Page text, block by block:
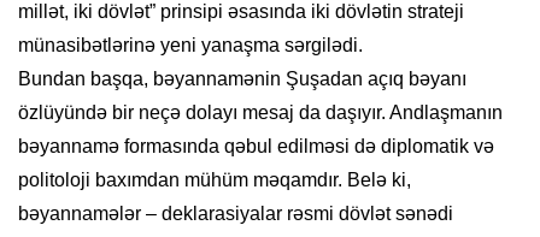
millət, iki dövlət” prinsipi əsasında iki dövlətin strateji
münasibətlərinə yeni yanaşma sərgilədi.
Bundan başqa, bəyannamənin Şuşadan açıq bəyanı
özlüyündə bir neçə dolayı mesaj da daşıyır. Andlaşmanın
bəyannamə formasında qəbul edilməsi də diplomatik və
politoloji baxımdan mühüm məqamdır. Belə ki,
bəyannamələr – deklarasiyalar rəsmi dövlət sənədi